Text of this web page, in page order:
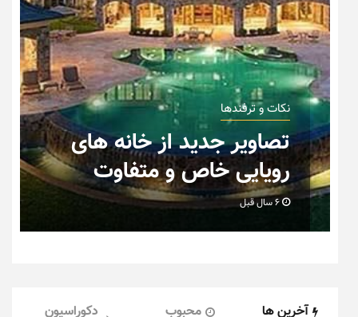
نکات و ترفندها
دکوراسیون مدرن در خانه های
ایرانی
آخرین ها محبوب دکوراسیون